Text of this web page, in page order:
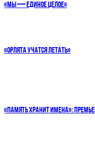
«МЫ — ЕДИНОЕ ЦЕЛОЕ»
«ОРЛЯТА УЧАТСЯ ЛЕТАТЬ»
«ПАМЯТЬ ХРАНИТ ИМЕНА»: